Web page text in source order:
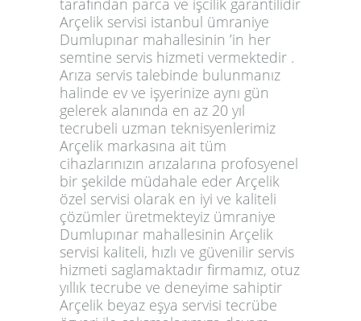
tarafından parca ve işcilik garantilidir
Arçelik servisi istanbul ümraniye
Dumlupınar mahallesinin ’in her
semtine servis hizmeti vermektedir .
Arıza servis talebinde bulunmanız
halinde ev ve işyerinize aynı gün
gelerek alanında en az 20 yıl
tecrubeli uzman teknisyenlerimiz
Arçelik markasına ait tüm
cihazlarınızın arızalarına profosyenel
bir şekilde müdahale eder Arçelik
özel servisi olarak en iyi ve kaliteli
çözümler üretmekteyiz ümraniye
Dumlupınar mahallesinin Arçelik
servisi kaliteli, hızlı ve güvenilir servis
hizmeti saglamaktadır firmamız, otuz
yıllık tecrube ve deneyime sahiptir
Arçelik beyaz eşya servisi tecrübe